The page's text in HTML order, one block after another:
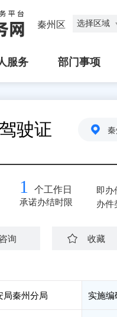
秦州区 选择区域
服务 部门事项
驶证
1 个工作日
承诺办结时限
即办
办件
咨询 收藏
局秦州分局 实施编